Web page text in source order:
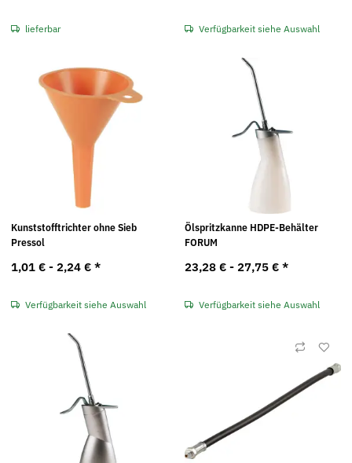
lieferbar Verfügbarkeit siehe Auswahl
Kunststofftrichter ohne Sieb
Pressol
1,01 € - 2,24 € *
Verfügbarkeit siehe Auswahl
Ölspritzkanne HDPE-Behälter
FORUM
23,28 € - 27,75 € *
Verfügbarkeit siehe Auswahl